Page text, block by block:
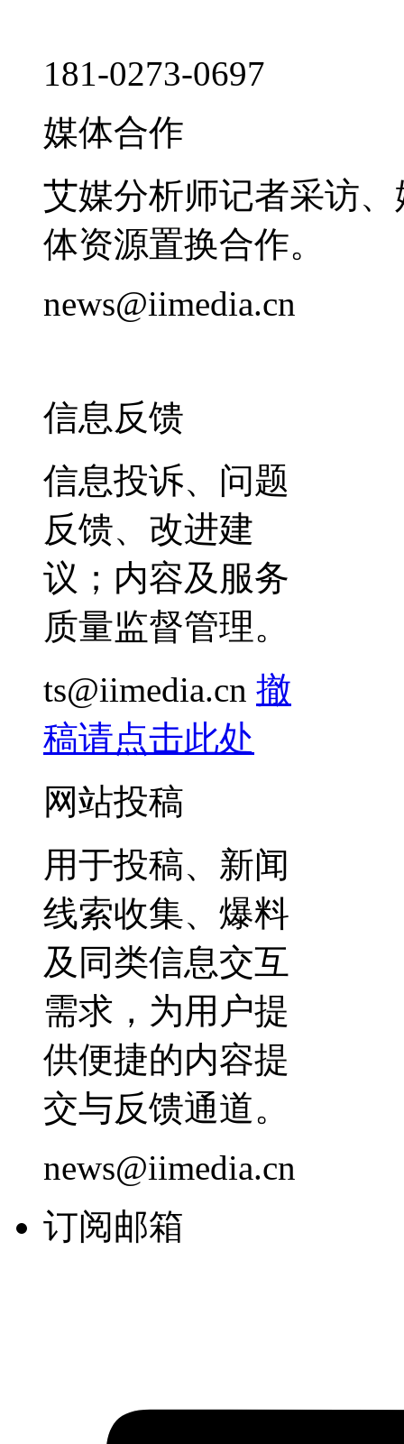
181-0273-0697
媒体合作
艾媒分析师记者采访
体资源置换合作。
news@iimedia.cn
信息反馈
信息投诉、问题
反馈、改进建
议；内容及服务
质量监督管理。
ts@iimedia.cn 撤
稿请点击此处
网站投稿
用于投稿、新闻
线索收集、爆料
及同类信息交互
需求，为用户提
供便捷的内容提
交与反馈通道。
news@iimedia.cn
订阅邮箱